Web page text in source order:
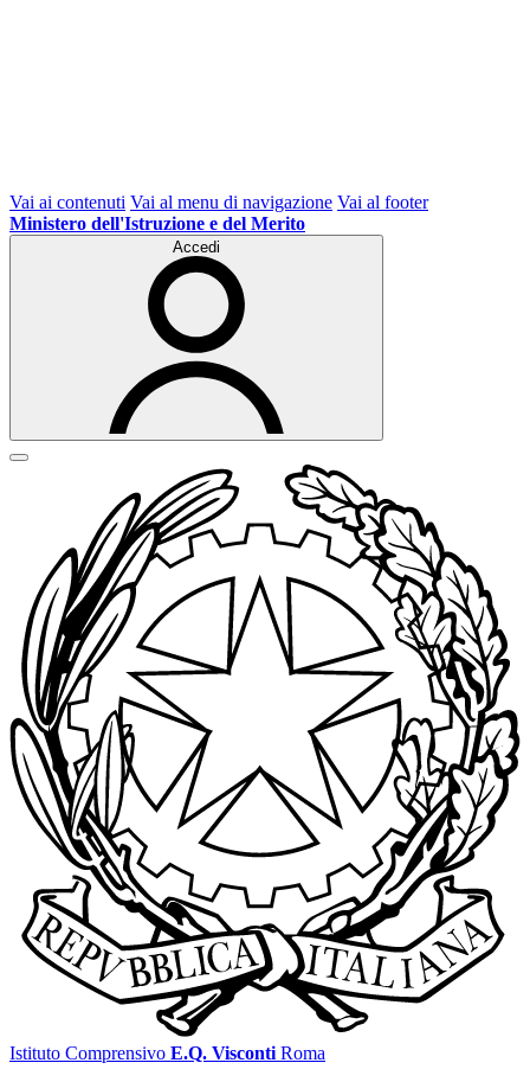
Vai ai contenuti Vai al menu di navigazione Vai al footer
Ministero dell'Istruzione e del Merito
Accedi
Istituto Comprensivo E.Q. Visconti Roma